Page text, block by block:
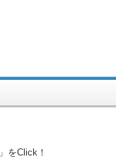
をClick！